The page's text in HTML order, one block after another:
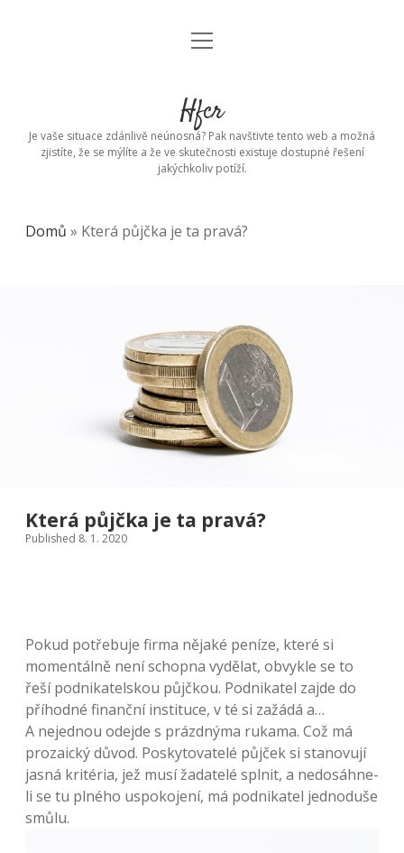
open
Hfcr
Je vaše situace zdánlivě neúnosná? Pak navštivte tento web a možná
zjistíte, že se mýlíte a že ve skutečnosti existuje dostupné řešení
jakýchkoliv potíží.
Domů » Která půjčka je ta pravá?
Která půjčka je ta pravá?
Published 8. 1. 2020
Pokud potřebuje firma nějaké peníze, které si
momentálně není schopna vydělat, obvykle se to
řeší podnikatelskou půjčkou. Podnikatel zajde do
příhodné finanční instituce, v té si zažádá a…
A nejednou odejde s prázdnýma rukama. Což má
prozaický důvod. Poskytovatelé půjček si stanovují
jasná kritéria, jež musí žadatelé splnit, a nedosáhne-
li se tu plného uspokojení, má podnikatel jednoduše
smůlu.